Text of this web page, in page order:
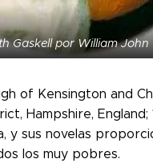
Gaskell por William John
of Kensington and
Hampshire,
y sus novelas
los muy pobres.